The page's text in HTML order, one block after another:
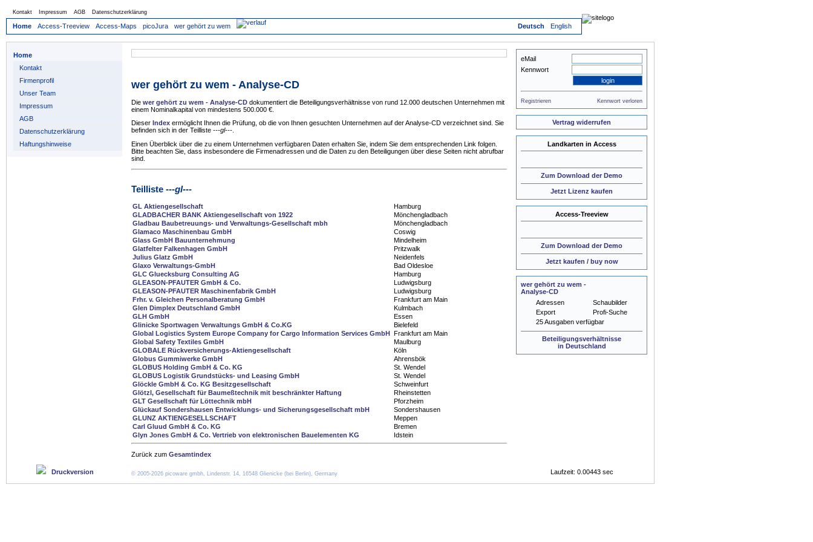
Kontakt Impressum AGB Datenschutzerklärung
Home Access-Treeview Access-Maps picoJura wer gehört zu wem Deutsch English
Home
Kontakt
Firmenprofil
Unser Team
Impressum
AGB
Datenschutzerklärung
Haftungshinweise
wer gehört zu wem - Analyse-CD
Die wer gehört zu wem - Analyse-CD dokumentiert die Beteiligungsverhältnisse von rund 12.000 deutschen Unternehmen mit
einem Nominalkapital von mindestens 500.000 €.
Dieser Index ermöglicht Ihnen die Prüfung, ob die von Ihnen gesuchten Unternehmen auf der Analyse-CD verzeichnet sind. Sie
befinden sich in der Teilliste ---gl---.
Einen Überblick über die zu einem Unternehmen verfügbaren Daten erhalten Sie, indem Sie dem entsprechenden Link folgen.
Bitte beachten Sie, dass insbesondere die Firmenadressen und die Daten zu den Beteiligungen über diese Seiten nicht abrufbar
sind.
Teilliste ---gl---
GL Aktiengesellschaft
Hamburg
GLADBACHER BANK Aktiengesellschaft von 1922
Mönchengladbach
Gladbau Baubetreuungs- und Verwaltungs-Gesellschaft mbh
Mönchengladbach
Glamaco Maschinenbau GmbH
Coswig
Glass GmbH Bauunternehmung
Mindelheim
Glatfelter Falkenhagen GmbH
Pritzwalk
Julius Glatz GmbH
Neidenfels
Glaxo Verwaltungs-GmbH
Bad Oldesloe
GLC Gluecksburg Consulting AG
Hamburg
GLEASON-PFAUTER GmbH & Co.
Ludwigsburg
GLEASON-PFAUTER Maschinenfabrik GmbH
Ludwigsburg
Frhr. v. Gleichen Personalberatung GmbH
Frankfurt am Main
Glen Dimplex Deutschland GmbH
Kulmbach
GLH GmbH
Essen
Glinicke Sportwagen Verwaltungs GmbH & Co.KG
Bielefeld
Global Logistics System Europe Company for Cargo Information Services GmbH Frankfurt am Main
Global Safety Textiles GmbH
Maulburg
GLOBALE Rückversicherungs-Aktiengesellschaft
Köln
Globus Gummiwerke GmbH
Ahrensbök
GLOBUS Holding GmbH & Co. KG
St. Wendel
GLOBUS Logistik Grundstücks- und Leasing GmbH
St. Wendel
Glöckle GmbH & Co. KG Besitzgesellschaft
Schweinfurt
Glötzl, Gesellschaft für Baumeßtechnik mit beschränkter Haftung
Rheinstetten
GLT Gesellschaft für Löttechnik mbH
Pforzheim
Glückauf Sondershausen Entwicklungs- und Sicherungsgesellschaft mbH
Sondershausen
GLUNZ AKTIENGESELLSCHAFT
Meppen
Carl Gluud GmbH & Co. KG
Bremen
Glyn Jones GmbH & Co. Vertrieb von elektronischen Bauelementen KG
Idstein
Zurück zum Gesamtindex
eMail
Kennwort
Registrieren Kennwort verloren
Vertrag widerrufen
Landkarten in Access
Zum Download der Demo
Jetzt Lizenz kaufen
Access-Treeview
Zum Download der Demo
Jetzt kaufen / buy now
wer gehört zu wem -
Analyse-CD
Adressen
Schaubilder
Export
Profi-Suche
25 Ausgaben verfügbar
Beteiligungsverhältnisse
in Deutschland
Druckversion © 2005-2026 picoware gmbh, Lindenstr. 14, 16548 Glienicke (bei Berlin), Germany Laufzeit: 0.00443 sec